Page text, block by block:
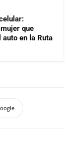
que
en la Ruta